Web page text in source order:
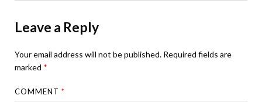
Leave a Reply
Your email address will not be published. Required fields are
marked *
COMMENT*